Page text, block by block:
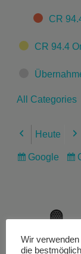
Categories
CR
CR 94.4
All Categories
Previous
Heute
Subscribe
Google
Wir
die